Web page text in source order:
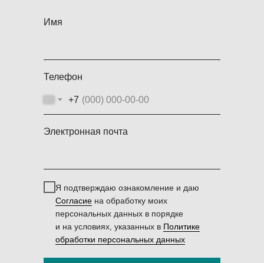
Имя
Телефон
+7
Электронная почта
Я подтверждаю ознакомление и даю
Согласие на обработку моих
персональных данных в порядке
и на условиях, указанных в Политике
обработки персональных данных